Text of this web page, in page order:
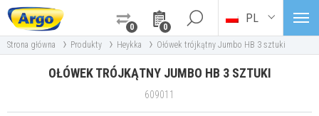
0
0
PL
Strona główna › Produkty › Heykka › Ołówek trójkątny Jumbo HB 3 sztuki
OŁÓWEK TRÓJKĄTNY JUMBO HB 3 SZTUKI
609011